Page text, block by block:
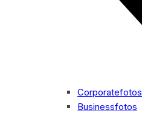
Corporatefotos
Businessfotos